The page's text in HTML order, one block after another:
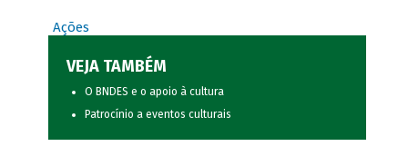
Ações
VEJA TAMBÉM
O BNDES e o apoio à cultura
Patrocínio a eventos culturais